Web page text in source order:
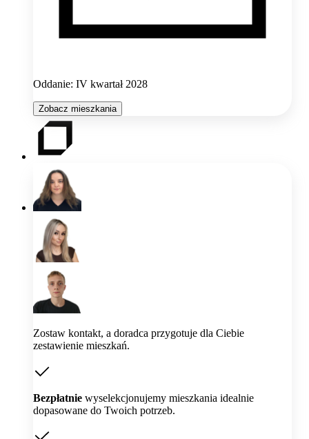
Oddanie: IV kwartał 2028
Zobacz mieszkania
Zostaw kontakt, a doradca przygotuje dla Ciebie
zestawienie mieszkań.
Bezpłatnie wyselekcjonujemy mieszkania idealnie
dopasowane do Twoich potrzeb.